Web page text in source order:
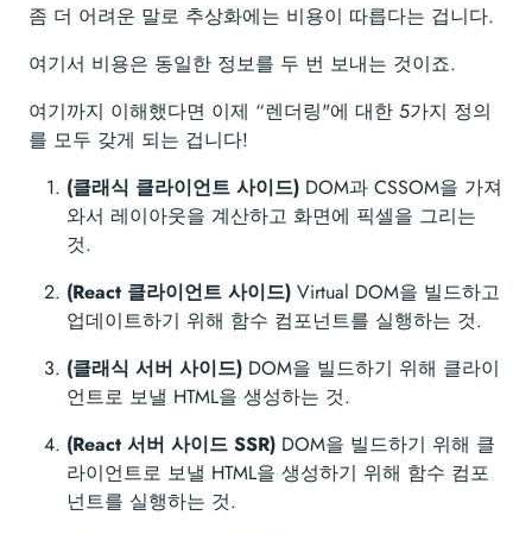
좀 더 어려운 말로 추상화에는 비용이 따릅다는 겁니다.
여기서 비용은 동일한 정보를 두 번 보내는 것이죠.
여기까지 이해했다면 이제 “렌더링"에 대한 5가지 정의
를 모두 갖게 되는 겁니다!
(클래식 클라이언트 사이드) DOM과 CSSOM을 가져
와서 레이아웃을 계산하고 화면에 픽셀을 그리는
것.
(React 클라이언트 사이드) Virtual DOM을 빌드하고
업데이트하기 위해 함수 컴포넌트를 실행하는 것.
(클래식 서버 사이드) DOM을 빌드하기 위해 클라이
언트로 보낼 HTML을 생성하는 것.
(React 서버 사이드 SSR) DOM을 빌드하기 위해 클
라이언트로 보낼 HTML을 생성하기 위해 함수 컴포
넌트를 실행하는 것.